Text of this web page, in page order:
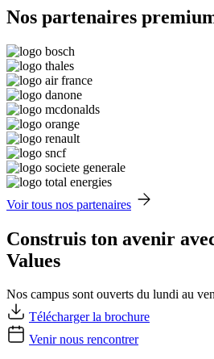
Nos partenaires
Voir tous nos partenaires
Construis ton avenir
Values
Nos campus sont ouverts du lundi au
Télécharger la brochure
Venir nous rencontrer